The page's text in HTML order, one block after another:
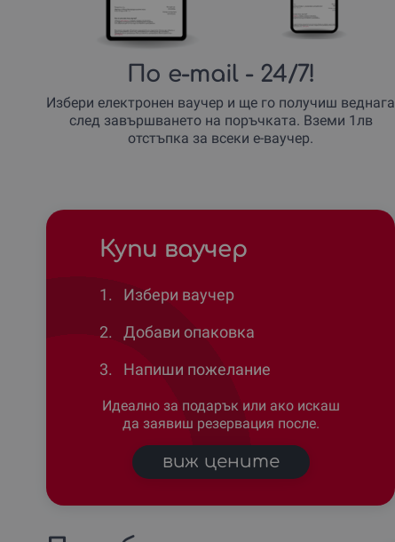
По e-mail- 24/7!
Избери електронен ваучер и ще го получиш веднага
след завършването на поръчката. Вземи 1лв
отстъпка за всеки е-ваучер.
Купи ваучер
1.
Избери ваучер
2.
Добави опаковка
3.
Напиши пожелание
Идеално за подарък или ако искаш
да заявиш резервация после.
виж цените